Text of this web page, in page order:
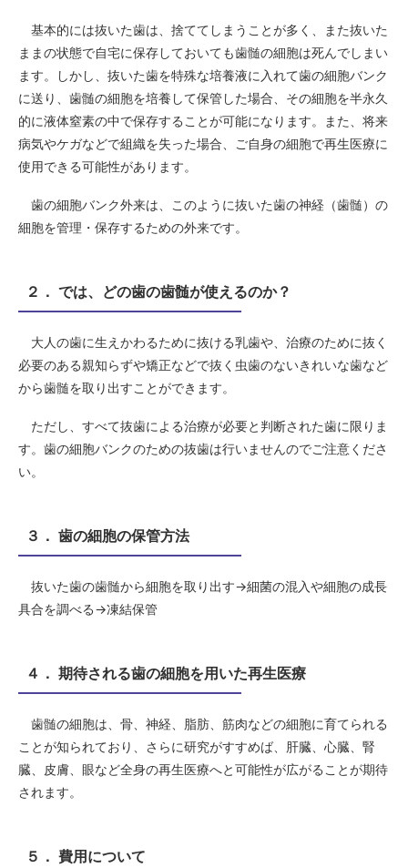
基本的には抜いた歯は、捨ててしまうことが多く、また抜いた
ままの状態で自宅に保存しておいても歯髄の細胞は死んでしまい
ます。しかし、抜いた歯を特殊な培養液に入れて歯の細胞バンク
に送り、歯髄の細胞を培養して保管した場合、その細胞を半永久
的に液体窒素の中で保存することが可能になります。また、将来
病気やケガなどで組織を失った場合、ご自身の細胞で再生医療に
使用できる可能性があります。
歯の細胞バンク外来は、このように抜いた歯の神経（歯髄）の
細胞を管理・保存するための外来です。
２． では、どの歯の歯髄が使えるのか？
大人の歯に生えかわるために抜ける乳歯や、治療のために抜く
必要のある親知らずや矯正などで抜く虫歯のないきれいな歯など
から歯髄を取り出すことができます。
ただし、すべて抜歯による治療が必要と判断された歯に限りま
す。歯の細胞バンクのための抜歯は行いませんのでご注意くださ
い。
３． 歯の細胞の保管方法
抜いた歯の歯髄から細胞を取り出す→細菌の混入や細胞の成長
具合を調べる→凍結保管
４． 期待される歯の細胞を用いた再生医療
歯髄の細胞は、骨、神経、脂肪、筋肉などの細胞に育てられる
ことが知られており、さらに研究がすすめば、肝臓、心臓、腎
臓、皮膚、眼など全身の再生医療へと可能性が広がることが期待
されます。
５． 費用について